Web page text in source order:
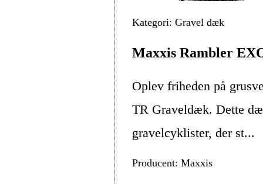
Kategori: Gravel dæk
Maxxis Rambler
Oplev friheden på
TR Graveldæk. Dette
gravelcyklister, der st...
Producent: Maxxis